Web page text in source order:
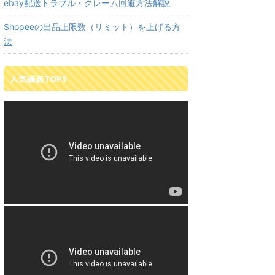
ebay配送トラブル・クレーム回避方法解説
Shopeeの出品上限数（リミット）を上げる方
法
人気講義TOP5